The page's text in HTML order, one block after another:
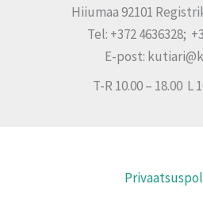
Hiiumaa 92101
Tel: +372 4636328;
E-post:
T-R 10.00 – 18.00 L